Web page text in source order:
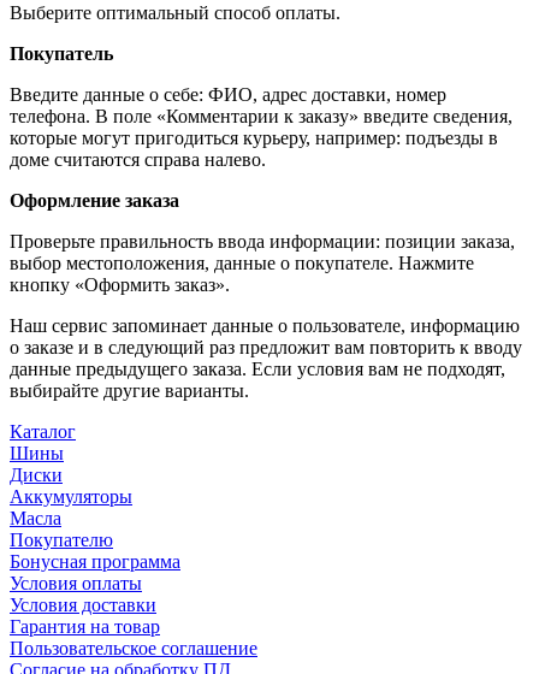
Выберите оптимальный способ оплаты.
Покупатель
Введите данные о себе: ФИО, адрес доставки, номер
телефона. В поле «Комментарии к заказу» введите сведения,
которые могут пригодиться курьеру, например: подъезды в
доме считаются справа налево.
Оформление заказа
Проверьте правильность ввода информации: позиции заказа,
выбор местоположения, данные о покупателе. Нажмите
кнопку «Оформить заказ».
Наш сервис запоминает данные о пользователе, информацию
о заказе и в следующий раз предложит вам повторить к вводу
данные предыдущего заказа. Если условия вам не подходят,
выбирайте другие варианты.
Каталог
Шины
Диски
Аккумуляторы
Масла
Покупателю
Бонусная программа
Условия оплаты
Условия доставки
Гарантия на товар
Пользовательское соглашение
Согласие на обработку ПД